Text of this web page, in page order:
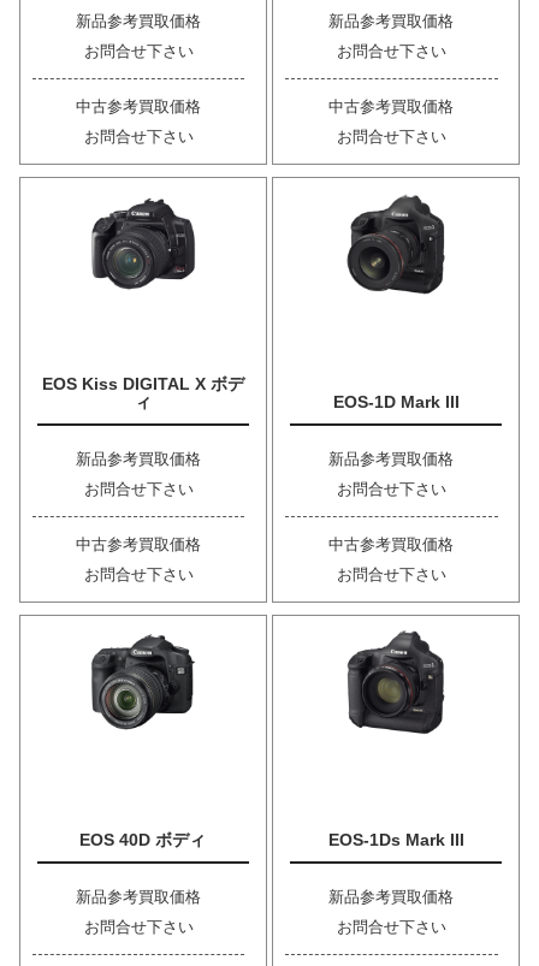
新品参考買取価格
お問合せ下さい
中古参考買取価格
お問合せ下さい
新品参考買取価格
お問合せ下さい
中古参考買取価格
お問合せ下さい
EOS Kiss DIGITAL X ボデ
ィ
新品参考買取価格
お問合せ下さい
中古参考買取価格
お問合せ下さい
EOS-1D Mark III
新品参考買取価格
お問合せ下さい
中古参考買取価格
お問合せ下さい
EOS 40D ボディ
新品参考買取価格
お問合せ下さい
EOS-1Ds Mark III
新品参考買取価格
お問合せ下さい